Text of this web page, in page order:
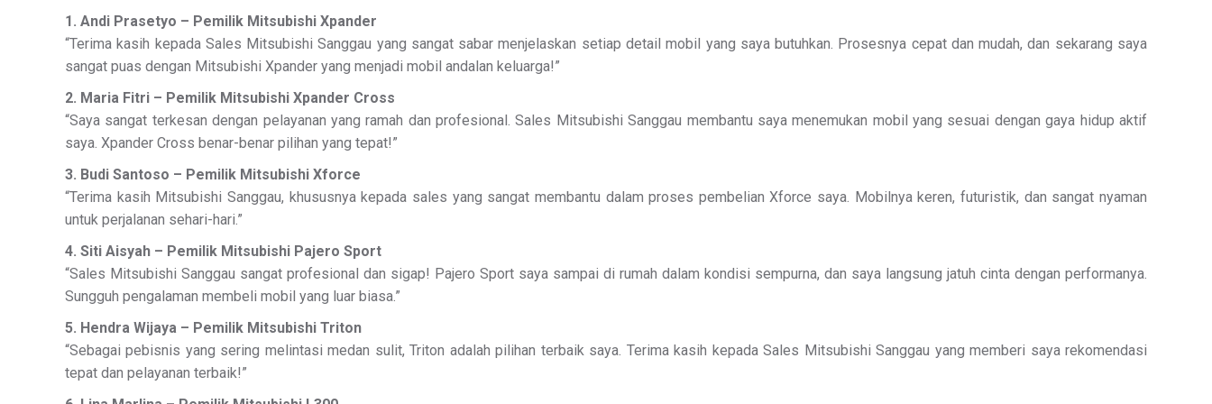
1. Andi Prasetyo – Pemilik Mitsubishi Xpander
“Terima kasih kepada Sales Mitsubishi Sanggau yang sangat sabar menjelaskan setiap detail mobil yang saya butuhkan. Prosesnya cepat dan mudah, dan sekarang saya
sangat puas dengan Mitsubishi Xpander yang menjadi mobil andalan keluarga!”
2. Maria Fitri – Pemilik Mitsubishi Xpander Cross
“Saya sangat terkesan dengan pelayanan yang ramah dan profesional. Sales Mitsubishi Sanggau membantu saya menemukan mobil yang sesuai dengan gaya hidup aktif
saya. Xpander Cross benar-benar pilihan yang tepat!”
3. Budi Santoso – Pemilik Mitsubishi Xforce
“Terima kasih Mitsubishi Sanggau, khususnya kepada sales yang sangat membantu dalam proses pembelian Xforce saya. Mobilnya keren, futuristik, dan sangat nyaman
untuk perjalanan sehari-hari.”
4. Siti Aisyah – Pemilik Mitsubishi Pajero Sport
“Sales Mitsubishi Sanggau sangat profesional dan sigap! Pajero Sport saya sampai di rumah dalam kondisi sempurna, dan saya langsung jatuh cinta dengan performanya.
Sungguh pengalaman membeli mobil yang luar biasa.”
5. Hendra Wijaya – Pemilik Mitsubishi Triton
“Sebagai pebisnis yang sering melintasi medan sulit, Triton adalah pilihan terbaik saya. Terima kasih kepada Sales Mitsubishi Sanggau yang memberi saya rekomendasi
tepat dan pelayanan terbaik!”